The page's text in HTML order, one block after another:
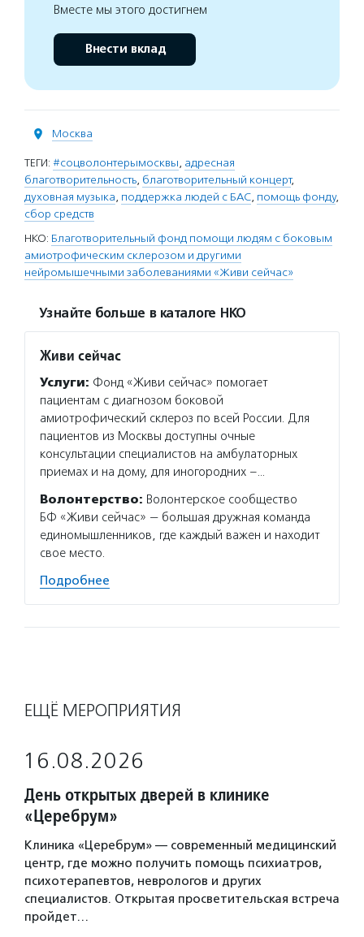
Вместе мы этого достигнем
Внести вклад
Москва
ТЕГИ: #соцволонтерымосквы, адресная
благотворительность, благотворительный концерт,
духовная музыка, поддержка людей с БАС, помощь фонду,
сбор средств
НКО: Благотворительный фонд помощи людям с боковым
амиотрофическим склерозом и другими
нейромышечными заболеваниями «Живи сейчас»
Узнайте больше в каталоге НКО
Живи сейчас
Услуги: Фонд «Живи сейчас» помогает
пациентам с диагнозом боковой
амиотрофический склероз по всей России. Для
пациентов из Москвы доступны очные
консультации специалистов на амбулаторных
приемах и на дому, для иногородних –…
Волонтерство: Волонтерское сообщество
БФ «Живи сейчас» — большая дружная команда
единомышленников, где каждый важен и находит
свое место.
Подробнее
ЕЩЁ МЕРОПРИЯТИЯ
16.08.2026
День открытых дверей в клинике
«Церебрум»
Клиника «Церебрум» — современный медицинский
центр, где можно получить помощь психиатров,
психотерапевтов, неврологов и других
специалистов. Открытая просветительская встреча
пройдет…